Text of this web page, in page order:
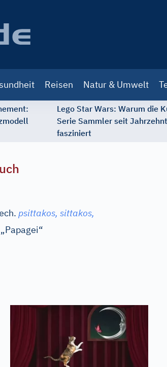
Reisen Natur & Umwelt
Lego Star Wars: Warum die
Serie Sammler seit
fasziniert
psittakos, sittakos,